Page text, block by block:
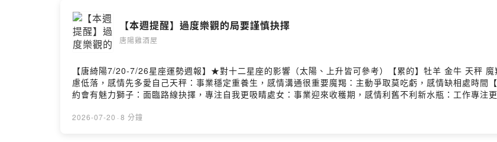
【本週提醒】過度樂觀的局要謹慎抉擇
唐陽雞酒屋
【唐綺陽7/20-7/26星座運勢週報】★對十二星座的影響（太陽、上升皆可參考）【累的】牡羊 金牛 天秤
慮低落，感情先多愛自己天秤：事業穩定重養生，感情溝通很重要魔羯：主動爭取莫吃虧，感情缺相處時間
約會有魅力獅子：面臨路線抉擇，專注自我更吸睛處女：事業迎來收穫期，感情利舊不利新水瓶：工作專注
2026-07-20 · 8 分鐘